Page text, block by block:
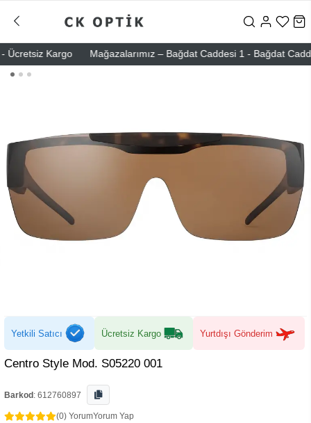
Kargo Mağazalarımız – Bağdat Caddesi 1 - Bağdat
Yetkili Satıcı Ücretsiz Kargo Yurtdışı Gönderim
Centro Style Mod. S05220 001
Barkod : 612760897
(0) YorumYorum Yap